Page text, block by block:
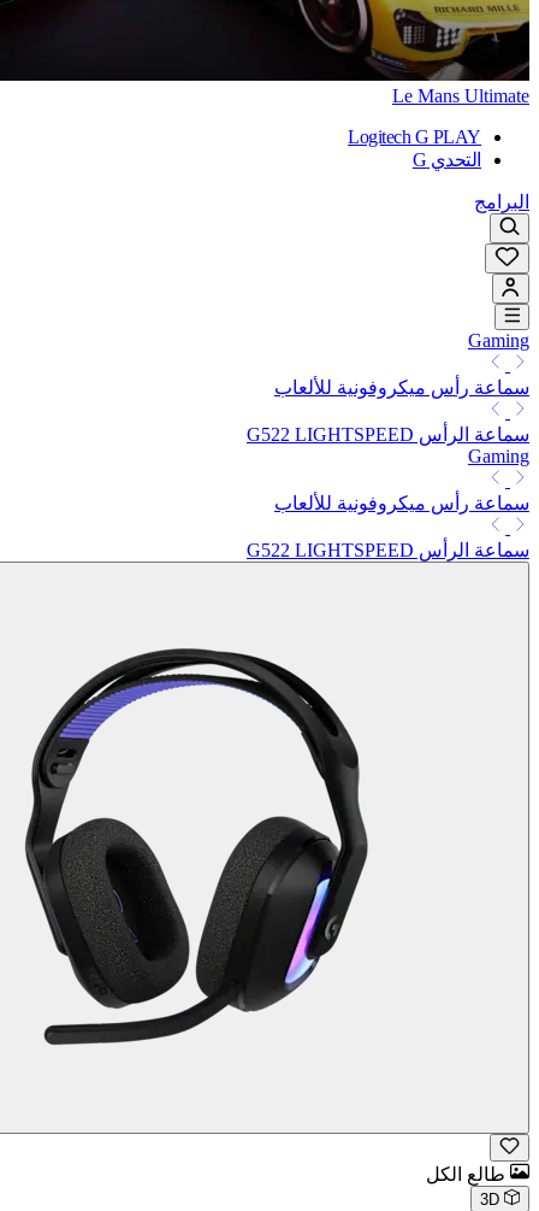
Le Mans Ultimate
Logitech G PLAY
التحدي G
البرامج
Gaming
سماعة رأس ميكروفونية للألعاب
سماعة الرأس G522 LIGHTSPEED
Gaming
سماعة رأس ميكروفونية للألعاب
سماعة الرأس G522 LIGHTSPEED
طالع الكل
3D